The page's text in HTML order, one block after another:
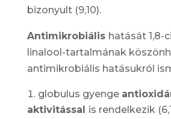
bizonyult (9,10).
Antimikrobiális hatását 1,8-
linalool-tartalmának
antimikrobiális hatásukról
globulus gyenge
aktivitással is rendelkezik